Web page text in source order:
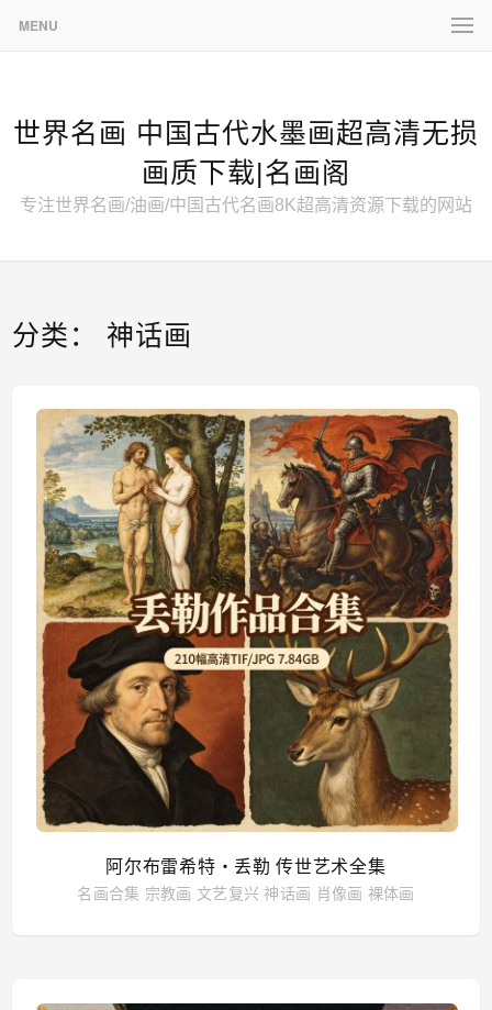
MENU
世界名画 中国古代水墨画超高清无损
画质下载|名画阁
专注世界名画/油画/中国古代名画8K超高清资源下载的网站
分类： 神话画
阿尔布雷希特・丢勒 传世艺术全集
名画合集 宗教画 文艺复兴 神话画 肖像画 裸体画